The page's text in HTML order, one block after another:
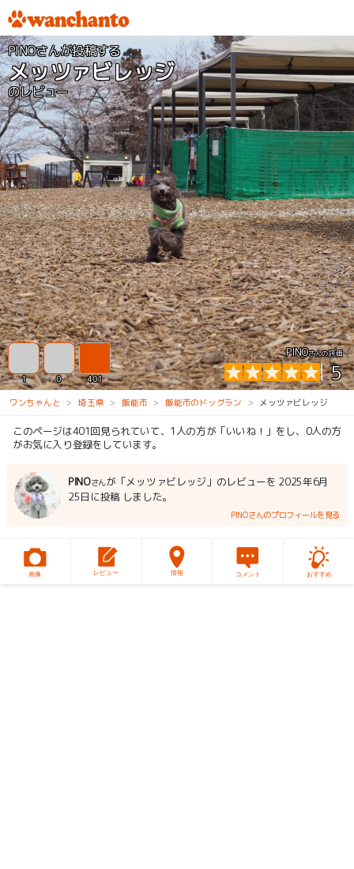
PINOさんが投稿する
メッツァビレッジ
のレビュー
PINOさんの評価
5
1 0 401
ワンちゃんと 埼玉県 飯能市 飯能市のドッグラン メッツァビレッジ
このページは401回見られていて、1人の方が「いいね！」をし、0人の方
がお気に入り登録をしています。
PINOさんが「メッツァビレッジ」のレビューを 2025年6月
25日に投稿 しました。
PINOさんのプロフィールを見る
画像 レビュー 情報 コメント おすすめ